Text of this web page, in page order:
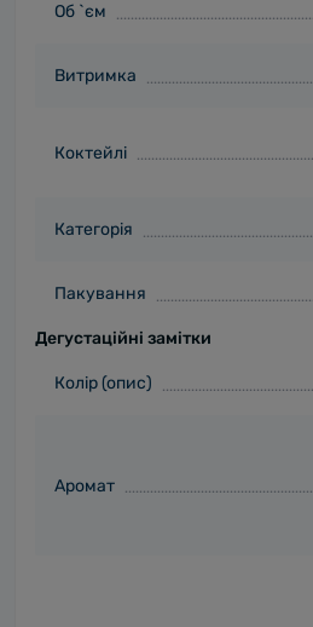
Об `єм
Витримка
Коктейлі
Категорія
Пакування
Дегустаційні замітки
Колір (опис)
Аромат